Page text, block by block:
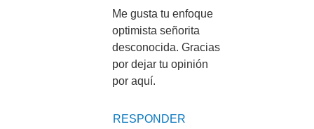
Me gusta tu enfoque
optimista señorita
desconocida. Gracias
por dejar tu opinión
por aquí.
RESPONDER